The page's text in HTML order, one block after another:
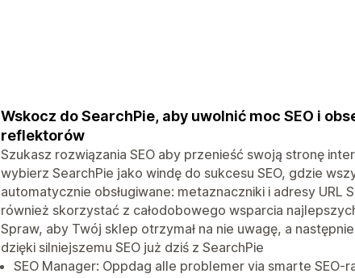
Wskocz do SearchPie, aby uwolnić moc SEO i
reflektorów
Szukasz rozwiązania SEO aby przenieść swoją stronę
wybierz SearchPie jako windę do sukcesu SEO, gdzie
automatycznie obsługiwane: metaznaczniki i adresy URL
również skorzystać z całodobowego wsparcia
Spraw, aby Twój sklep otrzymał na nie uwagę, a
dzięki silniejszemu SEO już dziś z SearchPie
SEO Manager: Oppdag alle problemer via smarte